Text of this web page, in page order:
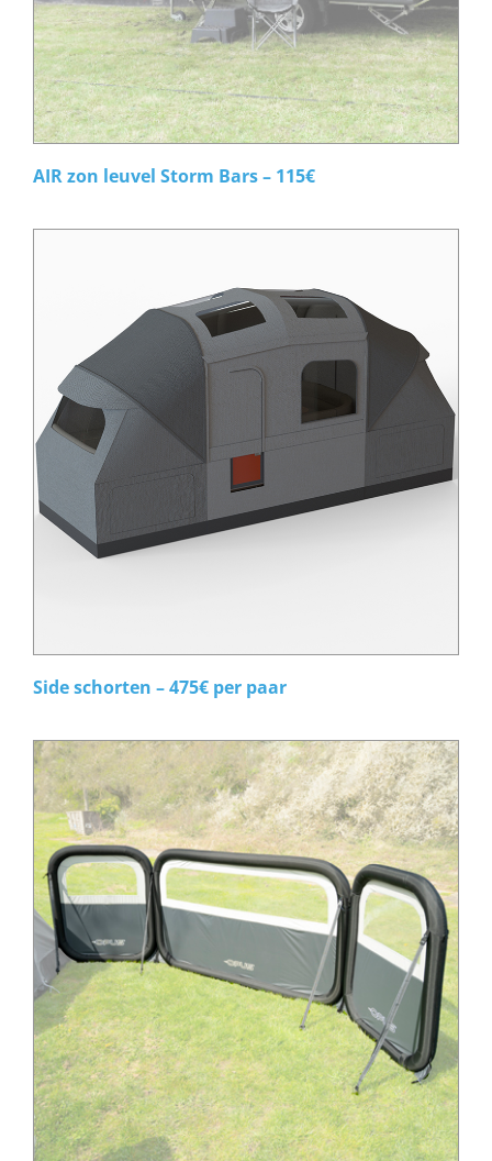
AIR zon leuvel Storm Bars – 115€
Side schorten – 475€ per paar